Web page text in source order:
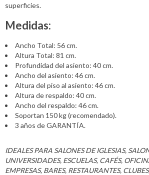
superficies.
Medidas:
Ancho Total: 56 cm.
Altura Total: 81 cm.
Profundidad del asiento: 40 cm.
Ancho del asiento: 46 cm.
Altura del piso al asiento: 46 cm.
Altura de respaldo: 40 cm.
Ancho del respaldo: 46 cm.
Soportan 150 kg (recomendado).
3 años de GARANTÍA.
IDEALES PARA SALONES DE IGLESIAS,
UNIVERSIDADES, ESCUELAS, CAFÉS,
EMPRESAS, BARES, RESTAURANTES,